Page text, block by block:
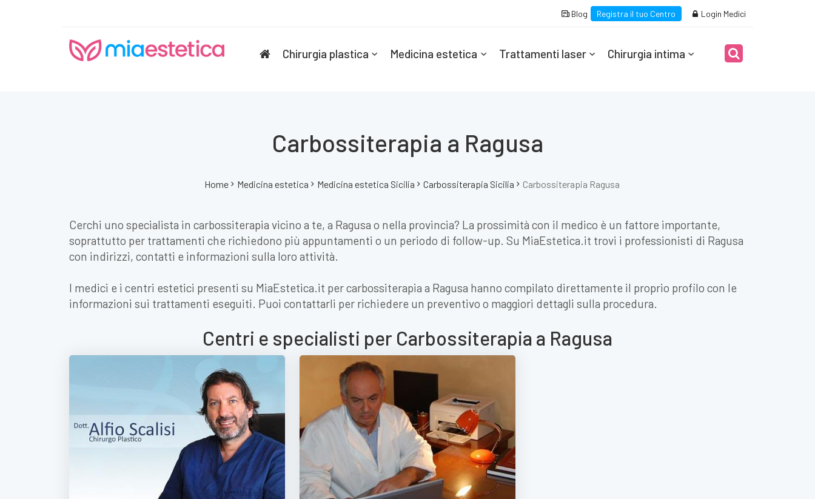
Blog Registra il tuo Centro Login Medici
Chirurgia plastica Medicina estetica Trattamenti laser Chirurgia intima
Carbossiterapia a Ragusa
Home Medicina estetica Medicina estetica Sicilia Carbossiterapia Sicilia Carbossiterapia Ragusa
Cerchi uno specialista in carbossiterapia vicino a te, a Ragusa o nella provincia? La prossimità con il medico è un fattore importante,
soprattutto per trattamenti che richiedono più appuntamenti o un periodo di follow-up. Su MiaEstetica.it trovi i professionisti di Ragusa
con indirizzi, contatti e informazioni sulla loro attività.
I medici e i centri estetici presenti su MiaEstetica.it per carbossiterapia a Ragusa hanno compilato direttamente il proprio profilo con le
informazioni sui trattamenti eseguiti. Puoi contattarli per richiedere un preventivo o maggiori dettagli sulla procedura.
Centri e specialisti per Carbossiterapia a Ragusa